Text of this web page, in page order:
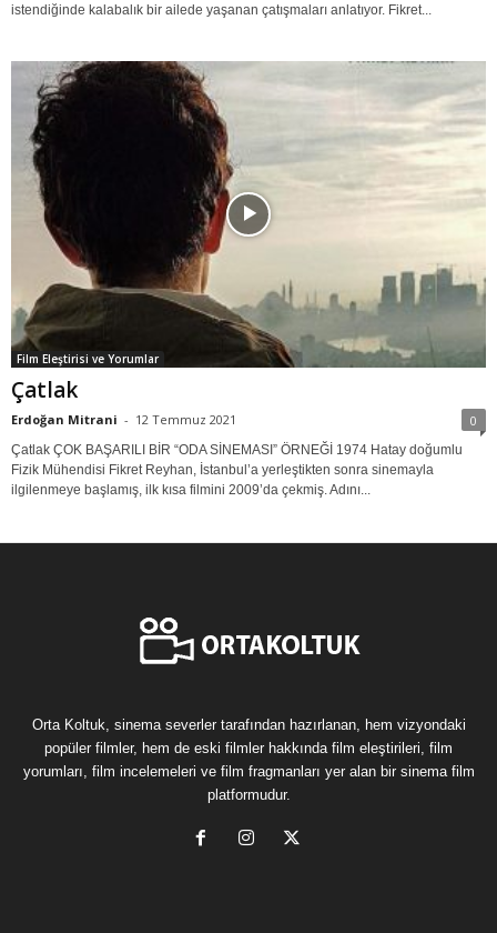
istendiğinde kalabalık bir ailede yaşanan çatışmaları anlatıyor. Fikret...
Film Eleştirisi ve Yorumlar
Çatlak
Erdoğan Mitrani - 12 Temmuz 2021 0
Çatlak ÇOK BAŞARILI BİR “ODA SİNEMASI” ÖRNEĞİ 1974 Hatay doğumlu
Fizik Mühendisi Fikret Reyhan, İstanbul’a yerleştikten sonra sinemayla
ilgilenmeye başlamış, ilk kısa filmini 2009’da çekmiş. Adını...
Orta Koltuk, sinema severler tarafından hazırlanan, hem vizyondaki
popüler filmler, hem de eski filmler hakkında film eleştirileri, film
yorumları, film incelemeleri ve film fragmanları yer alan bir sinema film
platformudur.